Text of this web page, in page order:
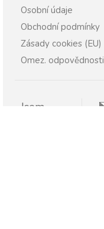
Osobní údaje
Obchodní podmínky
Zásady cookies (EU)
Omez. odpovědnosti
Jsem